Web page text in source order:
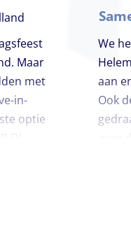
Maar
met
in-
optie
We
aan
Ook
over